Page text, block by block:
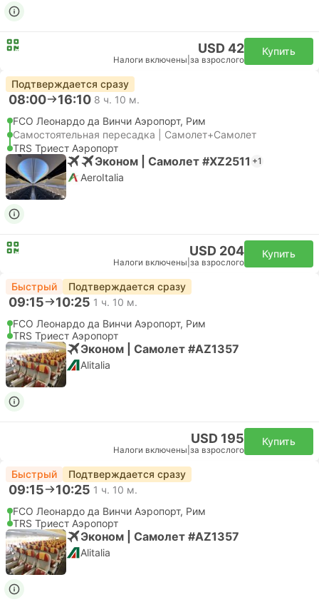
USD 42
Налоги включены за взрослого
Купить
Подтверждается сразу
08:00 16:10 8 ч. 10 м.
FCO Леонардо да Винчи Аэропорт, Рим
Самостоятельная пересадка | Самолет+Самолет
TRS Триест Аэропорт
Эконом | Самолет #XZ2511 +1
AeroItalia
USD 204
Налоги включены за взрослого
Купить
Быстрый Подтверждается сразу
09:15 10:25 1 ч. 10 м.
FCO Леонардо да Винчи Аэропорт, Рим
TRS Триест Аэропорт
Эконом | Самолет #AZ1357
Alitalia
USD 195
Налоги включены за взрослого
Купить
Быстрый Подтверждается сразу
09:15 10:25 1 ч. 10 м.
FCO Леонардо да Винчи Аэропорт, Рим
TRS Триест Аэропорт
Эконом | Самолет #AZ1357
Alitalia